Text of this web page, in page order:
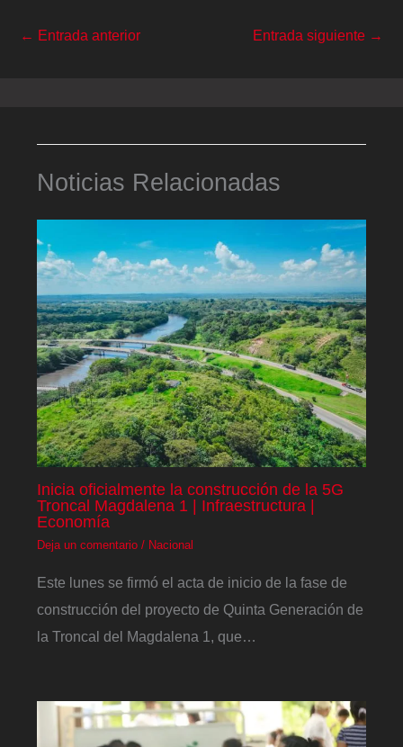
← Entrada anterior Entrada siguiente →
Noticias Relacionadas
Inicia oficialmente la construcción de la 5G
Troncal Magdalena 1 | Infraestructura |
Economía
Deja un comentario / Nacional
Este lunes se firmó el acta de inicio de la fase de
construcción del proyecto de Quinta Generación de
la Troncal del Magdalena 1, que…